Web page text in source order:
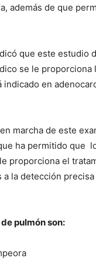
además de que
que este estudio
se le
en
marcha de este
ha permitido que
proporciona el
la detección
pulmón son: